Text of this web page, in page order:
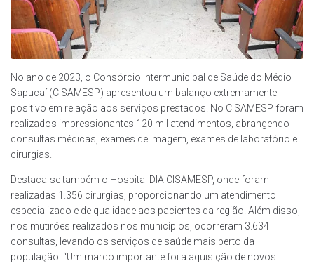
No ano de 2023, o Consórcio Intermunicipal de Saúde do Médio
Sapucaí (CISAMESP) apresentou um balanço extremamente
positivo em relação aos serviços prestados. No CISAMESP foram
realizados impressionantes 120 mil atendimentos, abrangendo
consultas médicas, exames de imagem, exames de laboratório e
cirurgias.
Destaca-se também o Hospital DIA CISAMESP, onde foram
realizadas 1.356 cirurgias, proporcionando um atendimento
especializado e de qualidade aos pacientes da região. Além disso,
nos mutirões realizados nos municípios, ocorreram 3.634
consultas, levando os serviços de saúde mais perto da
população. “Um marco importante foi a aquisição de novos